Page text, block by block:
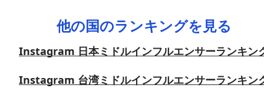
他の国のランキングを見る
Instagram 日本ミドルインフルエンサーランキン
Instagram 台湾ミドルインフルエンサーランキン